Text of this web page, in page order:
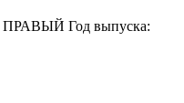
ПРАВЫЙ Год выпуска: